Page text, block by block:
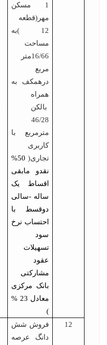
1 مسکن
مهر(قطعه
12 )به
مساحت
16/66متر
مربع
درهمکف به
همراه
بالکن
46/28
مترمربع با
کاربری
تجاری(
50%
نقدو مابقی
اقساط یک
ساله -سالی
دوقسط با
احتساب نرخ
سود
تسهیلات
عقود
مشارکتی
بانک مرکزی
معادل 23 %
)
12
فروش شش
دانگ عرصه